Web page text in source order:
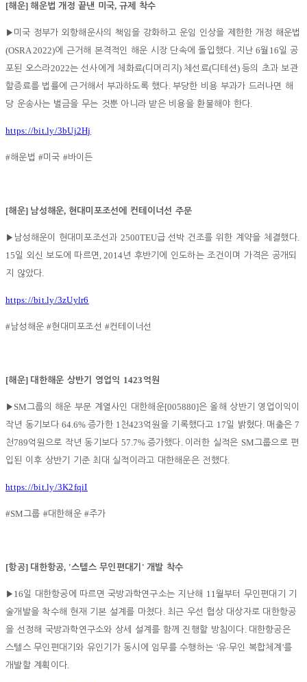
[해운]해운법 개정 끝낸 미국, 규제 착수
▶ 미국 정부가 외항해운사의 책임을 강화하고 운임 인상을 제한한 개정 해운법
(OSRA 2022)에 근거해 본격적인 해운 시장 단속에 돌입했다. 지난6월 16일 공
포된 오스라2022는 선사에게 체화료(디머리지) 체선료(디테션) 등의 초과 보관
할증료를 법률에 근거해서 부과하도록 했다. 부당한 비용 부과가 드러나면 해
당 운송사는 벌금을 무는 것뿐 아니라 받은 비용을 환불해야 한다.
https://bit.ly/3bUj2Hj
#해운법#미국 #바이든
[해운] 남성해운, 현대미포조선에 컨테이너선 주문
▶ 남성해운이 현대미포조선과 2500TEU급 선박 건조를 위한 계약을 체결했다.
15일 외신 보도에 따르면 , 2014년 후반기에 인도하는 조건이며 가격은 공개되
지 않았다.
https://bit.ly/3zUylr6
#남성해운#현대미포조선#컨테이너선
[해운] 대한해운 상반기 영업익 1423 억원
▶ SM그룹의 해운 부문 계열사인 대한해운[005880]은 올해 상반기 영업이익이
작년 동기보다64.6%증가한 1천423억원을 기록했다고 17일 밝혔다. 매출은7
천789억원으로 작년 동기보다 57.7% 증가했다. 이러한 실적은 SM그룹으로 편
입된 이후 상반기 기준 최대 실적이라고 대한해운은 전했다.
https://bit.ly/3K2fqiI
#SM그룹 #대한해운#주가
[항공] 대한항공, '스텔스 무인편대기 '개발 착수
▶ 16일 대한항공에 따르면 국방과학연구소는 지난해 11월부터 무인편대기 기
술개발을 착수해 현재 기본 설계를 마쳤다. 최근 우선 협상 대상자로 대한항공
을 선정해 국방과학연구소와 상세 설계를 함께 진행할 방침이다. 대한항공은
스텔스 무인편대기와 유인기가 동시에 임무를 수행하는 '유·무인 복합체계 '를
개발할 계획이다.